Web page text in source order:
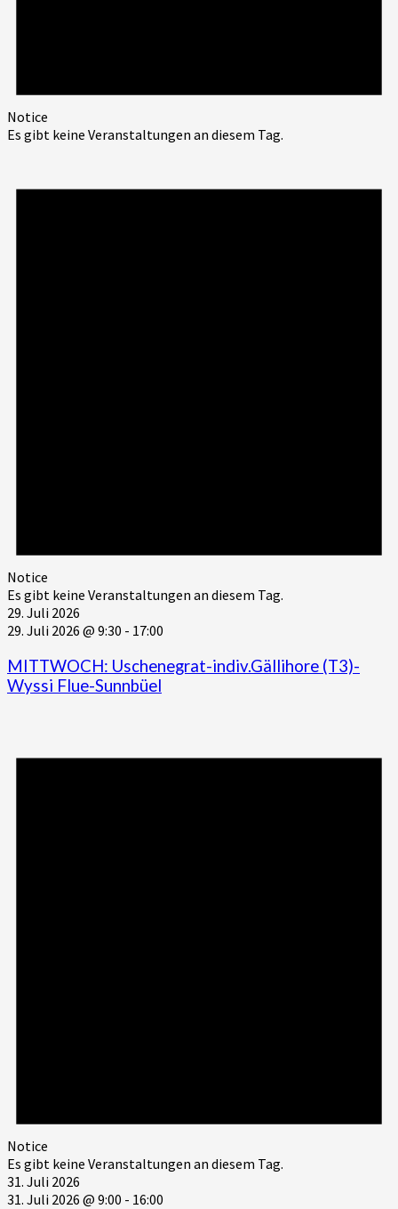
Notice
Es gibt keine Veranstaltungen an diesem Tag.
Notice
Es gibt keine Veranstaltungen an diesem Tag.
29. Juli 2026
29. Juli 2026 @ 9:30 - 17:00
MITTWOCH: Uschenegrat-indiv.Gällihore (T3)-
Wyssi Flue-Sunnbüel
Notice
Es gibt keine Veranstaltungen an diesem Tag.
31. Juli 2026
31. Juli 2026 @ 9:00 - 16:00